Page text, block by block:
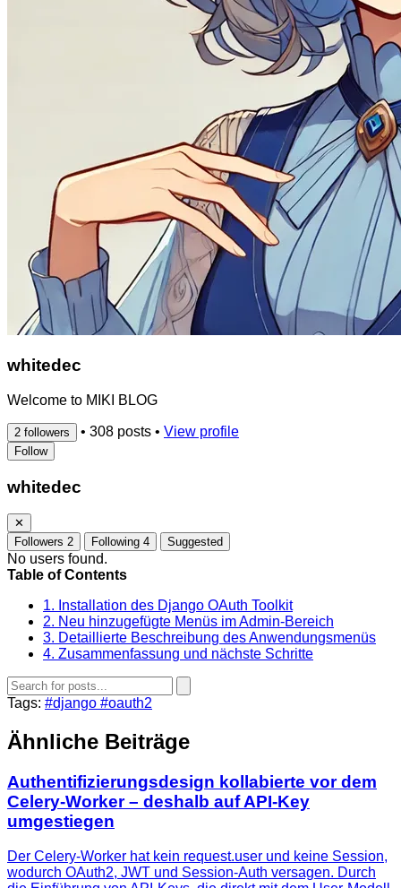
whitedec
Welcome to MIKI BLOG
2 followers • 308 posts • View profile
Follow
whitedec
✕
Followers 2 Following 4 Suggested
No users found.
Table of Contents
1. Installation des Django OAuth Toolkit
2. Neu hinzugefügte Menüs im Admin-Bereich
3. Detaillierte Beschreibung des Anwendungsmenüs
4. Zusammenfassung und nächste Schritte
Tags: #django #oauth2
Ähnliche Beiträge
Authentifizierungsdesign kollabierte vor dem
Celery-Worker – deshalb auf API‑Key
umgestiegen
Der Celery‑Worker hat kein request.user und keine Session,
wodurch OAuth2, JWT und Session‑Auth versagen. Durch